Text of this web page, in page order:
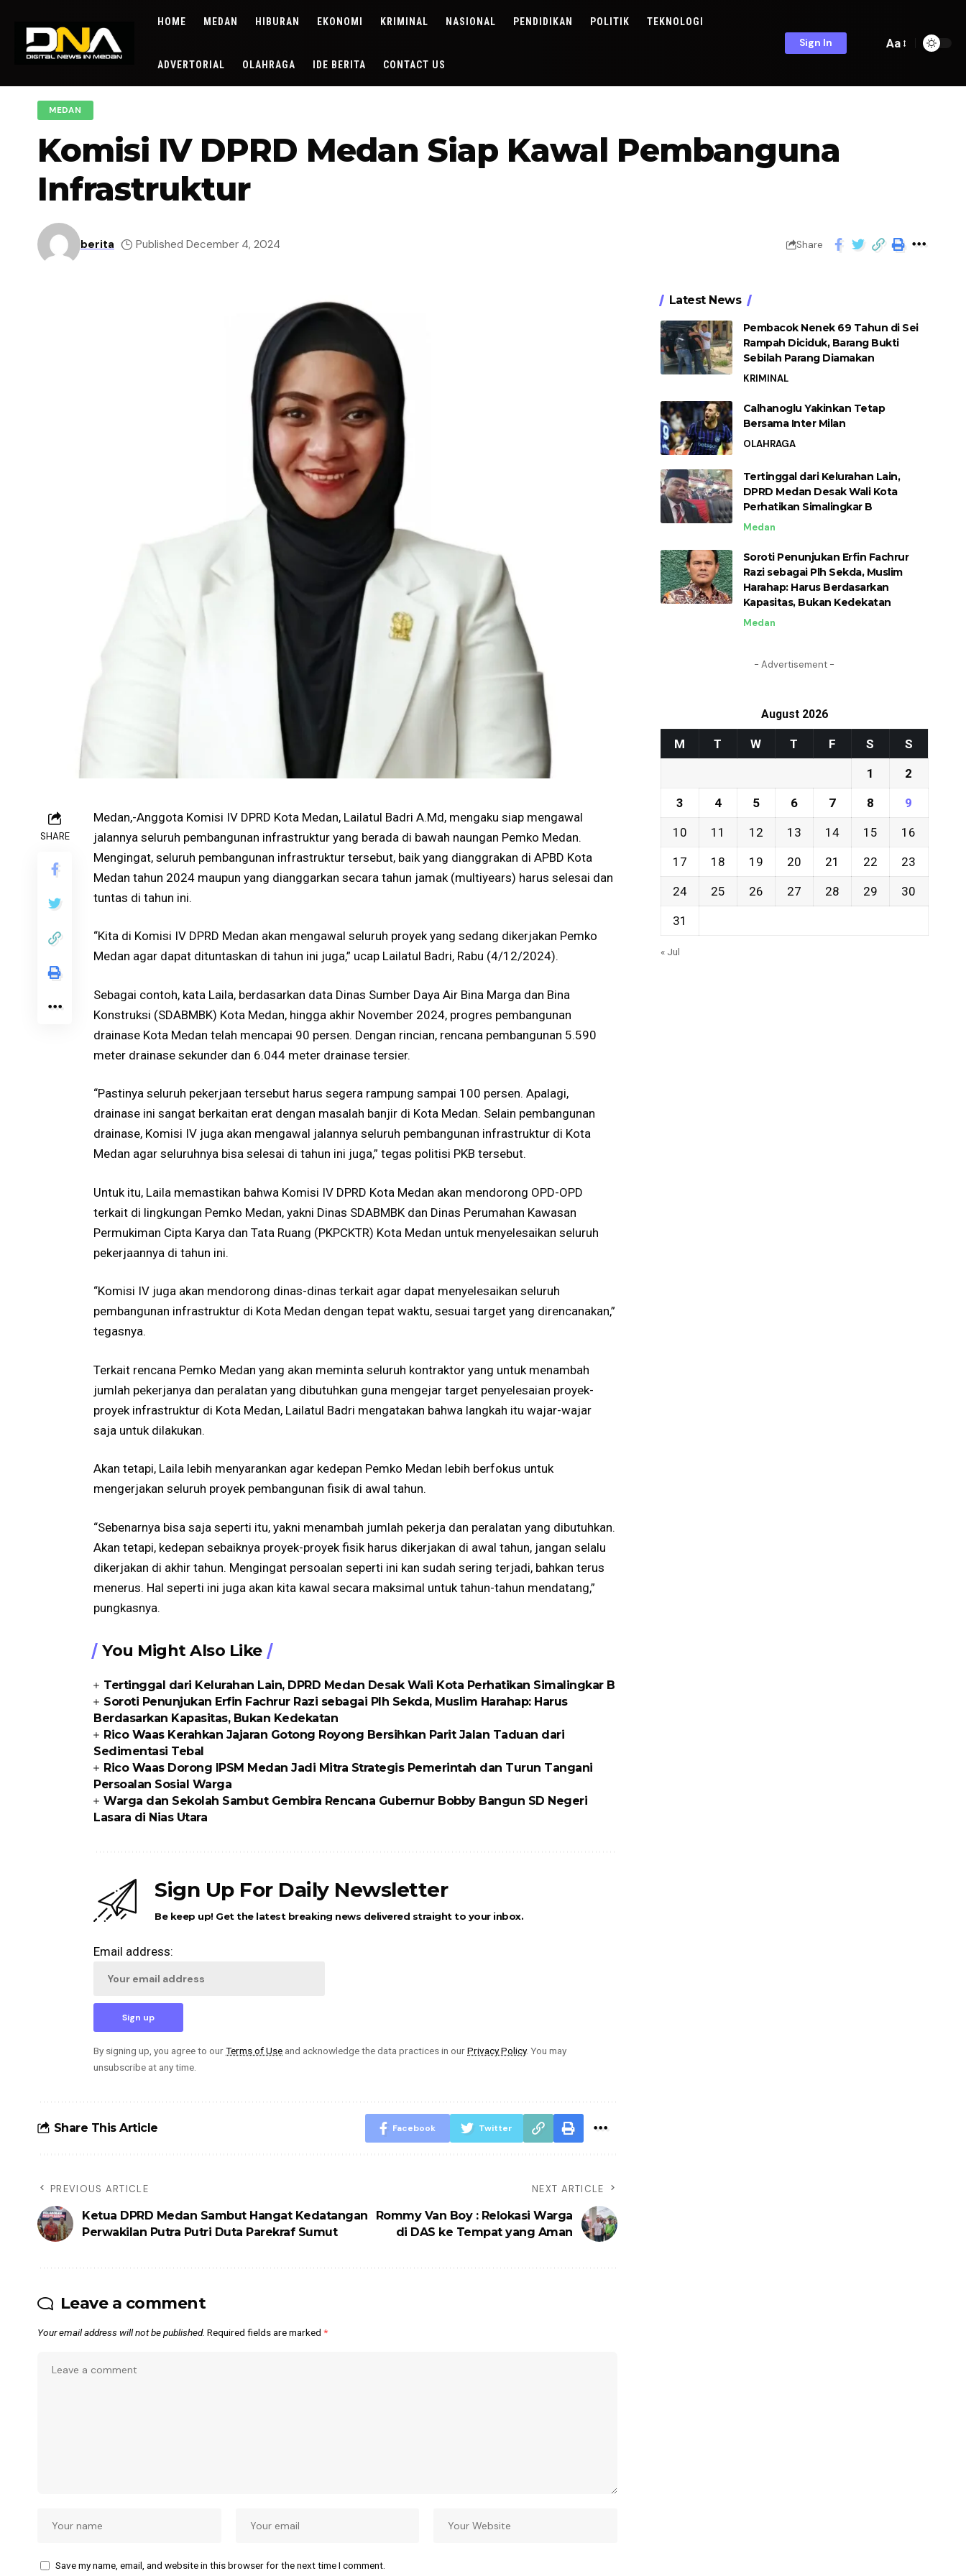
HOME MEDAN HIBURAN EKONOMI KRIMINAL NASIONAL PENDIDIKAN POLITIK TEKNOLOGI
ADVERTORIAL OLAHRAGA IDE BERITA CONTACT US
Sign In Aa
MEDAN
Komisi IV DPRD Medan Siap Kawal Pembanguna
Infrastruktur
berita Published December 4, 2024 Share
SHARE
Medan,-Anggota Komisi IV DPRD Kota Medan, Lailatul Badri A.Md, mengaku siap mengawal
jalannya seluruh pembangunan infrastruktur yang berada di bawah naungan Pemko Medan.
Mengingat, seluruh pembangunan infrastruktur tersebut, baik yang dianggrakan di APBD Kota
Medan tahun 2024 maupun yang dianggarkan secara tahun jamak (multiyears) harus selesai dan
tuntas di tahun ini.
“Kita di Komisi IV DPRD Medan akan mengawal seluruh proyek yang sedang dikerjakan Pemko
Medan agar dapat dituntaskan di tahun ini juga,” ucap Lailatul Badri, Rabu (4/12/2024).
Sebagai contoh, kata Laila, berdasarkan data Dinas Sumber Daya Air Bina Marga dan Bina
Konstruksi (SDABMBK) Kota Medan, hingga akhir November 2024, progres pembangunan
drainase Kota Medan telah mencapai 90 persen. Dengan rincian, rencana pembangunan 5.590
meter drainase sekunder dan 6.044 meter drainase tersier.
“Pastinya seluruh pekerjaan tersebut harus segera rampung sampai 100 persen. Apalagi,
drainase ini sangat berkaitan erat dengan masalah banjir di Kota Medan. Selain pembangunan
drainase, Komisi IV juga akan mengawal jalannya seluruh pembangunan infrastruktur di Kota
Medan agar seluruhnya bisa selesai di tahun ini juga,” tegas politisi PKB tersebut.
Untuk itu, Laila memastikan bahwa Komisi IV DPRD Kota Medan akan mendorong OPD-OPD
terkait di lingkungan Pemko Medan, yakni Dinas SDABMBK dan Dinas Perumahan Kawasan
Permukiman Cipta Karya dan Tata Ruang (PKPCKTR) Kota Medan untuk menyelesaikan seluruh
pekerjaannya di tahun ini.
“Komisi IV juga akan mendorong dinas-dinas terkait agar dapat menyelesaikan seluruh
pembangunan infrastruktur di Kota Medan dengan tepat waktu, sesuai target yang direncanakan,”
tegasnya.
Terkait rencana Pemko Medan yang akan meminta seluruh kontraktor yang untuk menambah
jumlah pekerjanya dan peralatan yang dibutuhkan guna mengejar target penyelesaian proyek-
proyek infrastruktur di Kota Medan, Lailatul Badri mengatakan bahwa langkah itu wajar-wajar
saja untuk dilakukan.
Akan tetapi, Laila lebih menyarankan agar kedepan Pemko Medan lebih berfokus untuk
mengerjakan seluruh proyek pembangunan fisik di awal tahun.
“Sebenarnya bisa saja seperti itu, yakni menambah jumlah pekerja dan peralatan yang dibutuhkan.
Akan tetapi, kedepan sebaiknya proyek-proyek fisik harus dikerjakan di awal tahun, jangan selalu
dikerjakan di akhir tahun. Mengingat persoalan seperti ini kan sudah sering terjadi, bahkan terus
menerus. Hal seperti ini juga akan kita kawal secara maksimal untuk tahun-tahun mendatang,”
pungkasnya.
You Might Also Like
Tertinggal dari Kelurahan Lain, DPRD Medan Desak Wali Kota Perhatikan Simalingkar B
Soroti Penunjukan Erfin Fachrur Razi sebagai Plh Sekda, Muslim Harahap: Harus
Berdasarkan Kapasitas, Bukan Kedekatan
Rico Waas Kerahkan Jajaran Gotong Royong Bersihkan Parit Jalan Taduan dari
Sedimentasi Tebal
Rico Waas Dorong IPSM Medan Jadi Mitra Strategis Pemerintah dan Turun Tangani
Persoalan Sosial Warga
Warga dan Sekolah Sambut Gembira Rencana Gubernur Bobby Bangun SD Negeri
Lasara di Nias Utara
Sign Up For Daily Newsletter
Be keep up! Get the latest breaking news delivered straight to your inbox.
Email address:
By signing up, you agree to ourTerms of Use and acknowledge the data practices in ourPrivacy Policy. You may
unsubscribe at any time.
Share This Article Facebook Twitter
PREVIOUS ARTICLE
Ketua DPRD Medan Sambut Hangat Kedatangan
Perwakilan Putra Putri Duta Parekraf Sumut
NEXT ARTICLE
Rommy Van Boy : Relokasi Warga
di DAS ke Tempat yang Aman
Leave a comment
Your email address will not be published. Required fields are marked *
Save my name, email, and website in this browser for the next time I comment.
Latest News
Pembacok Nenek 69 Tahun di Sei
Rampah Diciduk, Barang Bukti
Sebilah Parang Diamakan
KRIMINAL
Calhanoglu Yakinkan Tetap
Bersama Inter Milan
OLAHRAGA
Tertinggal dari Kelurahan Lain,
DPRD Medan Desak Wali Kota
Perhatikan Simalingkar B
Medan
Soroti Penunjukan Erfin Fachrur
Razi sebagai Plh Sekda, Muslim
Harahap: Harus Berdasarkan
Kapasitas, Bukan Kedekatan
Medan
- Advertisement -
August 2026
M T W T F S S
1 2
3 4 5 6 7 8 9
10 11 12 13 14 15 16
17 18 19 20 21 22 23
24 25 26 27 28 29 30
31
« Jul